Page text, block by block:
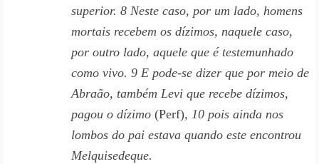
superior. 8 Neste caso, por um lado, homens
mortais recebem os dízimos, naquele caso,
por outro lado, aquele que é testemunhado
como vivo. 9 E pode-se dizer que por meio de
Abraão, também Levi que recebe dízimos,
pagou o dízimo (Perf), 10 pois ainda nos
lombos do pai estava quando este encontrou
Melquisedeque.